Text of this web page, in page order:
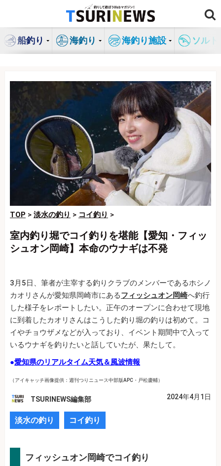
ン
船釣り 海釣り 海釣り施設 ソル
TOP > 淡水の釣り > コイ釣り >
室内釣り堀でコイ釣りを堪能【愛知・フィッ
シュオン岡崎】本命のウナギは不発
3月5日、筆者が主宰する釣りクラブのメンバーであるホシノ
カオリさんが愛知県岡崎市にあるフィッシュオン岡崎へ釣行
した様子をレポートしたい。正午のオープンに合わせて現地
に到着したカオリさんはこうした釣り堀の釣りは初めて。コ
イやチョウザメなどが入っており、イベント期間中で入って
いるウナギを釣りたいと話していたが、果たして。
●愛知県のリアルタイム天気＆風波情報
（アイキャッチ画像提供：週刊つりニュース中部版APC・戸松慶輔）
TSURINEWS編集部 2024年4月1日
淡水の釣り コイ釣り
フィッシュオン岡崎でコイ釣り